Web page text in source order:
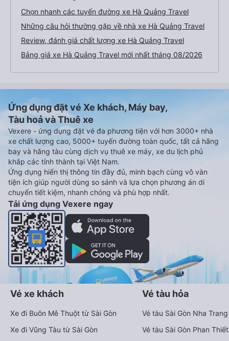
Chọn nhanh các tuyến đường xe Hà Quảng Travel
Những câu hỏi thường gặp về nhà xe Hà Quảng Travel
Review, đánh giá chất lượng xe Hà Quảng Travel
Bảng giá xe Hà Quảng Travel mới nhất tháng 08/2026
Ứng dụng đặt vé Xe khách, Máy bay,
Tàu hoả và Thuê xe
Vexere - ứng dụng đặt vé đa phương tiện với hơn 3000+ nhà
xe chất lượng cao, 5000+ tuyến đường toàn quốc, tất cả hãng
bay và hãng tàu cùng dịch vụ thuê xe máy, xe du lịch phủ
khắp các tỉnh thành tại Việt Nam.
Ứng dụng hiển thị thông tin đầy đủ, minh bạch cùng vô vàn
tiện ích giúp người dùng so sánh và lựa chọn phương án di
chuyển tiết kiệm, nhanh chóng và phù hợp nhất.
Tải ứng dụng Vexere ngay
Vé xe khách
Xe đi Buôn Mê Thuột từ Sài Gòn
Xe đi Vũng Tàu từ Sài Gòn
Vé tàu hỏa
Vé tàu Sài Gòn Nha Trang
Vé tàu Sài Gòn Phan Thiết